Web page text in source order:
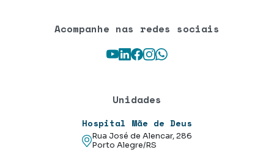
Acompanhe nas redes sociais
Youtube
LinkedIn
Facebook
Instagram
WhatsApp
Unidades
Hospital Mãe de Deus
Rua José de Alencar, 286
Porto Alegre/RS